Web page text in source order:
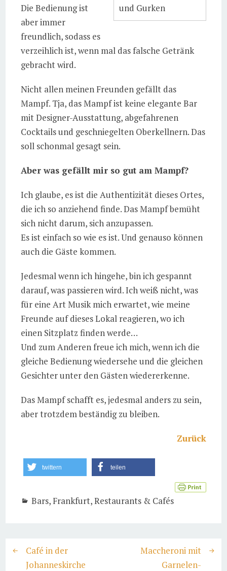
und Gurken
Die Bedienung ist
aber immer
freundlich, sodass es
verzeihlich ist, wenn mal das falsche Getränk
gebracht wird.
Nicht allen meinen Freunden gefällt das
Mampf. Tja, das Mampf ist keine elegante Bar
mit Designer-Ausstattung, abgefahrenen
Cocktails und geschniegelten Oberkellnern. Das
soll schonmal gesagt sein.
Aber was gefällt mir so gut am Mampf?
Ich glaube, es ist die Authentizität dieses Ortes,
die ich so anziehend finde. Das Mampf bemüht
sich nicht darum, sich anzupassen.
Es ist einfach so wie es ist. Und genauso können
auch die Gäste kommen.
Jedesmal wenn ich hingehe, bin ich gespannt
darauf, was passieren wird. Ich weiß nicht, was
für eine Art Musik mich erwartet, wie meine
Freunde auf dieses Lokal reagieren, wo ich
einen Sitzplatz finden werde…
Und zum Anderen freue ich mich, wenn ich die
gleiche Bedienung wiedersehe und die gleichen
Gesichter unter den Gästen wiedererkenne.
Das Mampf schafft es, jedesmal anders zu sein,
aber trotzdem beständig zu bleiben.
Zurück
twittern teilen
Bars, Frankfurt,Restaurants & Cafés
Café in der
Johanneskirche
Maccheroni mit
Garnelen-